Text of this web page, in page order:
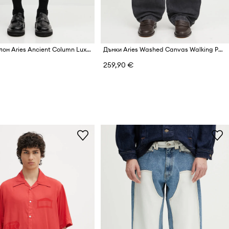
Къс панталон Aries Ancient Column Luxe Shorts Дънки Aries Washed Canvas Walking Pant
259,90 €